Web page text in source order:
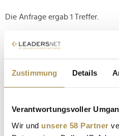
Zustimmung Details
Verantwortungsvoller
Wir und unsere 58 Partner
Die Anfrage ergab 1 Treffer.
Tipp
Setzen Sie die gesuchten
Anführungszeichen: zb
Lavazza verwandelte
"Casa di Luigi"